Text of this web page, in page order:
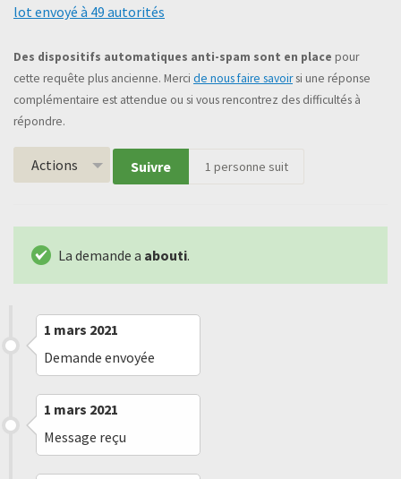
lot envoyé à 49 autorités
Des dispositifs automatiques anti-spam sont en place pour
cette requête plus ancienne. Merci de nous faire savoirsi une réponse
complémentaire est attendue ou si vous rencontrez des difficultés à
répondre.
Actions Suivre 1 personne suit
La demande a abouti.
1 mars 2021
Demande envoyée
1 mars 2021
Message reçu